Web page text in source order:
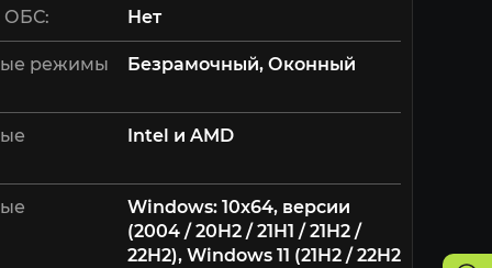
ОБС: Нет
режимы
Безрамочный, Оконный
Intel и AMD
W indows : 10x64, версии
(2004 / 20H2 / 21H1 / 21H2 /
22H2), Windows 11 (21H2 / 22H2